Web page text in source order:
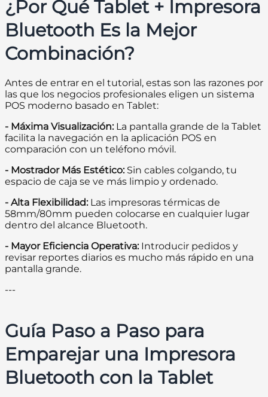
¿Por Qué Tablet + Impresora
Bluetooth Es la Mejor
Combinación?
Antes de entrar en el tutorial, estas son las razones por
las que los negocios profesionales eligen un sistema
POS moderno basado en Tablet:
- Máxima Visualización:La pantalla grande de la Tablet
facilita la navegación en la aplicación POS en
comparación con un teléfono móvil.
- Mostrador Más Estético:Sin cables colgando, tu
espacio de caja se ve más limpio y ordenado.
- Alta Flexibilidad:Las impresoras térmicas de
58mm/80mm pueden colocarse en cualquier lugar
dentro del alcance Bluetooth.
- Mayor Eficiencia Operativa:Introducir pedidos y
revisar reportes diarios es mucho más rápido en una
pantalla grande.
---
Guía Paso a Paso para
Emparejar una Impresora
Bluetooth con la Tablet